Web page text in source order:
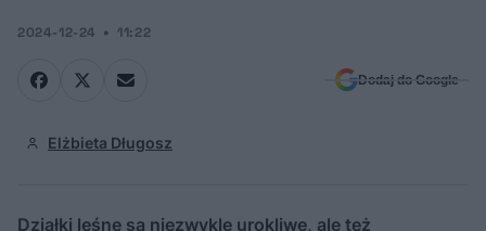
2024-12-24 11:22
Dodaj do Google
Elżbieta Długosz
Działki leśne są niezwykle urokliwe, ale też